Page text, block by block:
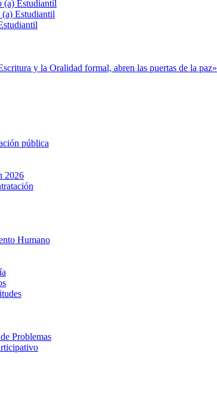
(a) Estudiantil
Estudiantil
y la Oralidad formal, abren las puertas de la paz»
pública
2026
Humano
Problemas